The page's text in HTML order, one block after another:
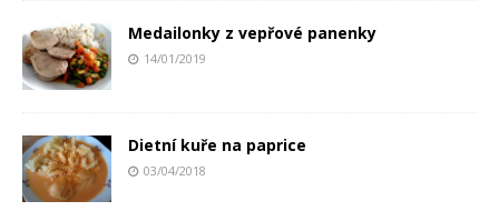
Medailonky z vepřové panenky
14/01/2019
Dietní kuře na paprice
03/04/2018